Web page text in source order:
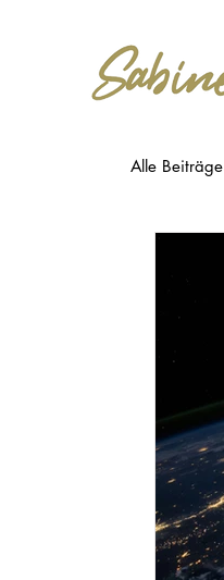
Alle Beiträge